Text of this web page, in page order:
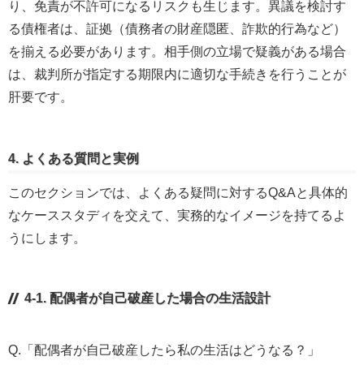
り、免責が不許可になるリスクも生じます。異議を検討す
る債権者は、証拠（債務者の財産隠匿、詐欺的行為など）
を揃える必要があります。相手側の立場で疑義がある場合
は、裁判所が指定する期限内に適切な手続きを行うことが
肝要です。
4. よくある質問と実例
このセクションでは、よくある疑問に対するQ&Aと具体的
なケーススタディを交えて、実務的なイメージを持てるよ
うにします。
4-1. 配偶者が自己破産した場合の生活設計
Q.「配偶者が自己破産したら私の生活はどうなる？」